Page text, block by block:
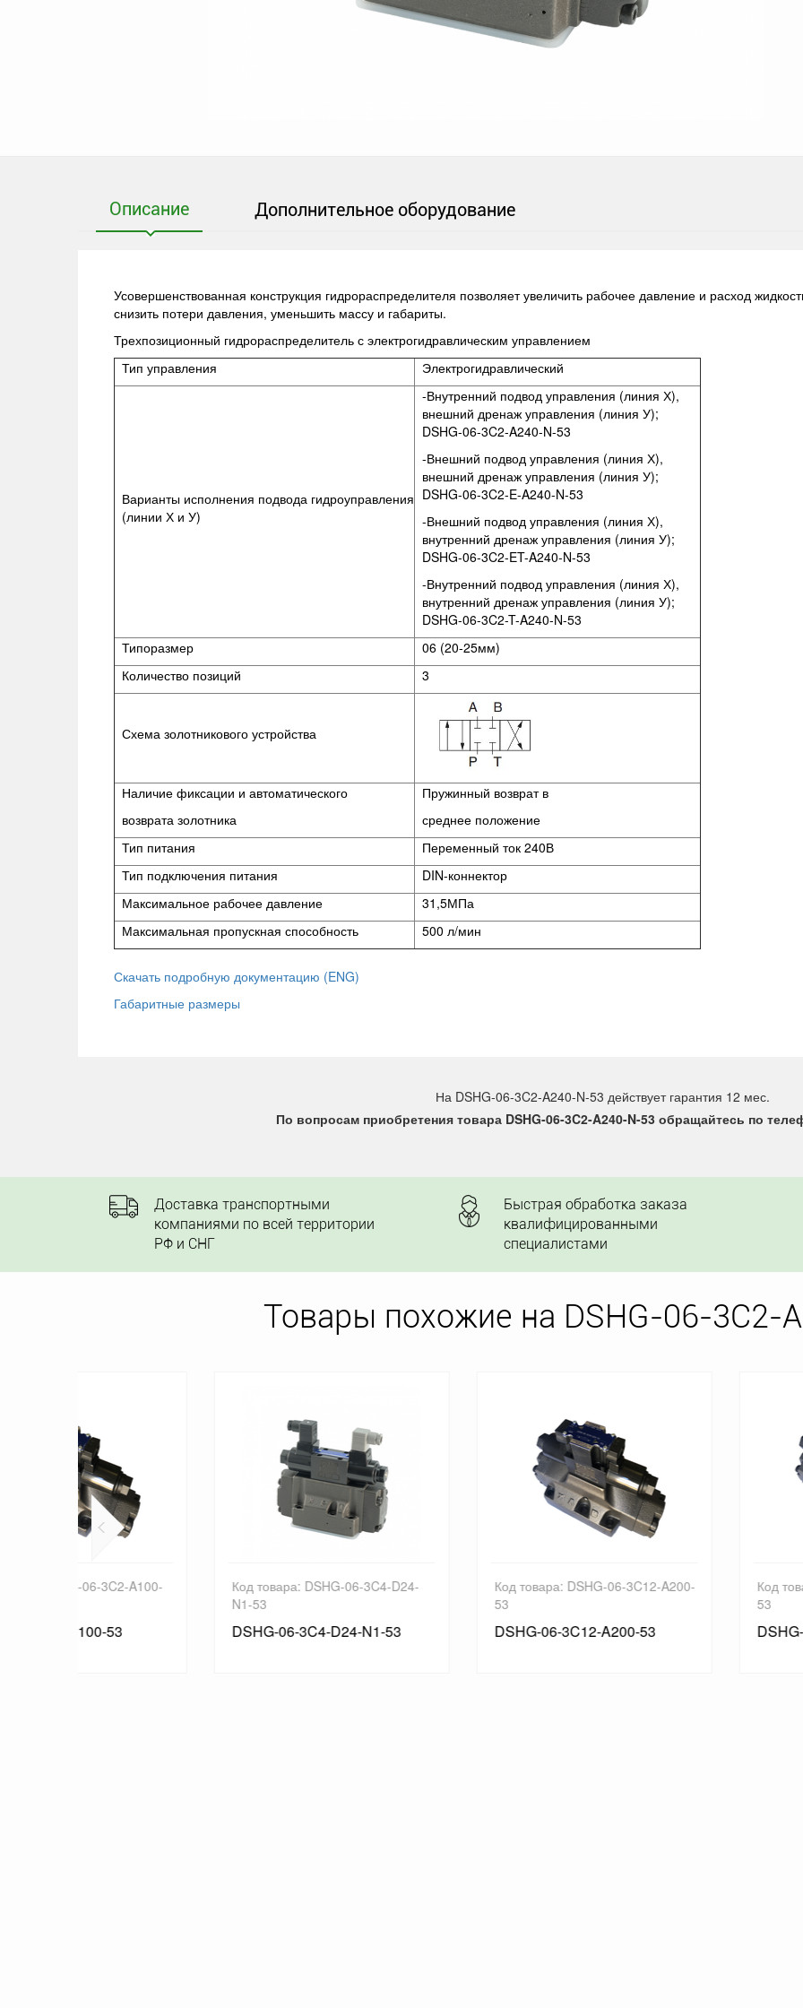
Описание Дополнительное оборудование
Усовершенствованная конструкция гидрораспределителя позволяет увеличить рабочее давление и расход
снизить потери давления, уменьшить массу и габариты.
Трехпозиционный гидрораспределитель с электрогидравлическим управлением
Тип управления
Электрогидравлический
Варианты исполнения подвода гидроуправления
(линии Х и У)
-Внутренний подвод управления (линия Х),
внешний дренаж управления (линия У);
DSHG-06-3C2-A240-N-53
-Внешний подвод управления (линия Х),
внешний дренаж управления (линия У);
DSHG-06-3C2-E-A240-N-53
-Внешний подвод управления (линия Х),
внутренний дренаж управления (линия У);
DSHG-06-3C2-ET-A240-N-53
-Внутренний подвод управления (линия Х),
внутренний дренаж управления (линия У);
DSHG-06-3C2-T-A240-N-53
Типоразмер
06 (20-25мм)
Количество позиций
3
Схема золотникового устройства
Наличие фиксации и автоматического
возврата золотника
Пружинный возврат в
среднее положение
Тип питания
Переменный ток 240В
Тип подключения питания
DIN-коннектор
Максимальное рабочее давление
31,5МПа
Максимальная пропускная способность
500 л/мин
Скачать подробную документацию (ENG)
Габаритные размеры
На DSHG-06-3C2-A240-N-53 действует гарантия 12 мес.
По вопросам приобретения товара DSHG-06-3C2-A240-N-53 обращайтесь по
Доставка транспортными
компаниями по всей территории
РФ и СНГ
Быстрая обработка заказа
квалифицированными
специалистами
Товары похожие на DSHG-06-3C2-
Код товара: DSHG-06-3C4-D24-
DSHG-06-3C4-D24-N1-53
Код товара: DSHG-06-3C12-A200-
DSHG-06-3C12-A200-53
Код товара: DSHG-06-3C3-
DSHG-06-3C3-A100-53